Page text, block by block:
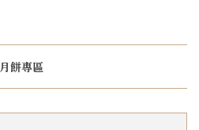
月餅專區